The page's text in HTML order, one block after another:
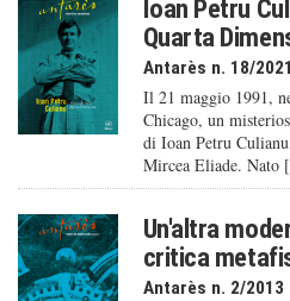
Ioan Petru
Quarta
Antarès n. 18/2021
Il 21 maggio 1991,
Chicago, un
di Ioan Petru
Mircea Eliade. Nato
Un'altra
critica
Antarès n. 2/2013